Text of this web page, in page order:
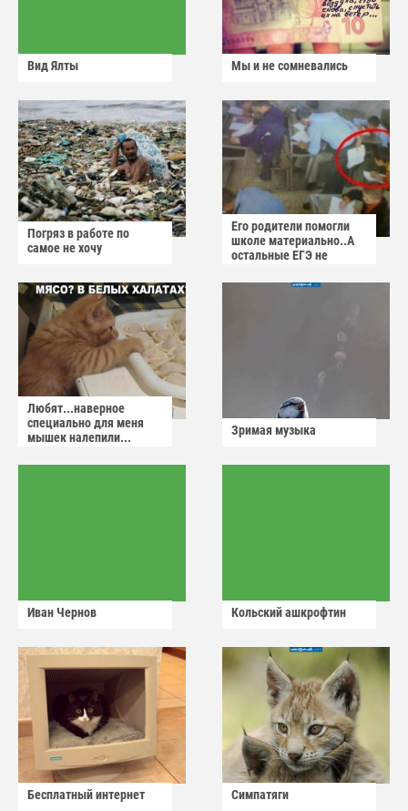
Вид Ялты Мы и не сомневались
Погряз в работе по
самое не хочу
Его родители помогли
школе материально..А
остальные ЕГЭ не
Любят...наверное
специально для меня
мышек налепили...
Зримая музыка
Иван Чернов Кольский ашкрофтин
Бесплатный интернет Симпатяги